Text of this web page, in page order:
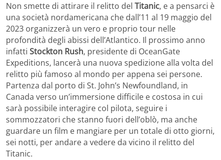
Non smette di attirare il relitto del Titanic, e a pensarci è
una società nordamericana che dall’11 al 19 maggio del
2023 organizzerà un vero e proprio tour nelle
profondità degli abissi dell’Atlantico. Il prossimo anno
infatti Stockton Rush, presidente di OceanGate
Expeditions, lancerà una nuova spedizione alla volta del
relitto più famoso al mondo per appena sei persone.
Partenza dal porto di St. John’s Newfoundland, in
Canada verso un’immersione difficile e costosa in cui
sarà possibile interagire col pilota, seguire i
sommozzatori che stanno fuori dell’oblò, ma anche
guardare un film e mangiare per un totale di otto giorni,
sei notti, per andare a vedere da vicino il relitto del
Titanic.